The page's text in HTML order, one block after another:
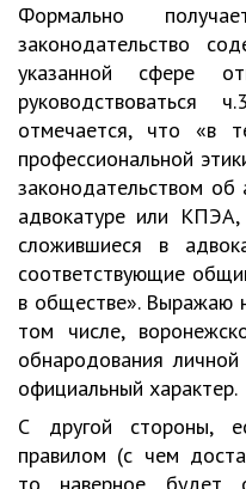
Формально
законодательство
указанной сфере
отмечается, что «в
профессиональной
законодательством об
адвокатуре или
сложившиеся в
соответствующие
в обществе». Выражаю
том числе,
обнародования
официальный характер.
С другой стороны,
правилом (с чем